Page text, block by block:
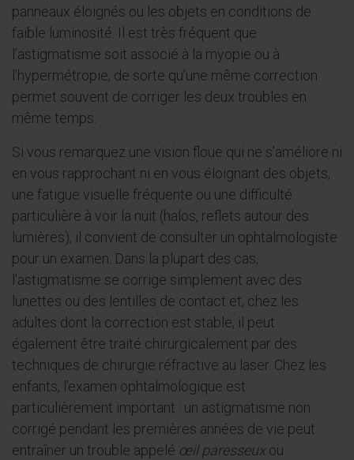
panneaux éloignés ou les objets en conditions de
faible luminosité. Il est très fréquent que
l’astigmatisme soit associé à la myopie ou à
l’hypermétropie, de sorte qu’une même correction
permet souvent de corriger les deux troubles en
même temps.
Si vous remarquez une vision floue qui ne s’améliore ni
en vous rapprochant ni en vous éloignant des objets,
une fatigue visuelle fréquente ou une difficulté
particulière à voir la nuit (halos, reflets autour des
lumières), il convient de consulter un ophtalmologiste
pour un examen. Dans la plupart des cas,
l’astigmatisme se corrige simplement avec des
lunettes ou des lentilles de contact et, chez les
adultes dont la correction est stable, il peut
également être traité chirurgicalement par des
techniques de chirurgie réfractive au laser. Chez les
enfants, l’examen ophtalmologique est
particulièrement important : un astigmatisme non
corrigé pendant les premières années de vie peut
entraîner un trouble appelé œil paresseuxou